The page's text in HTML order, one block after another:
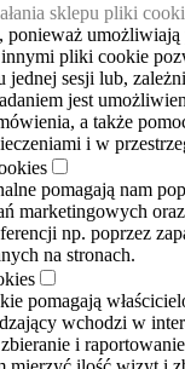
sklepu pliki
ponieważ
pliki cookie
sesji lub,
jest
a także
i w
pomagają nam
marketingowych
np. poprzez
na stronach.
pomagają
wchodzi w
i